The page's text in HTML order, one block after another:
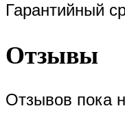
Гарантийный
Отзывы
Отзывов пока